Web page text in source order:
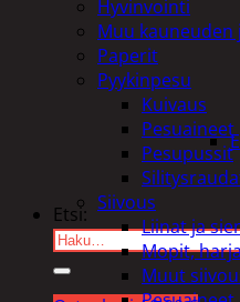
Etsi:
Hyvinvointi
Muu
Paperit
Pyykinpesu
Kuivaus
Pesuaineet
Pesupussit
Siivous
Liinat ja
Mopit,
Muut